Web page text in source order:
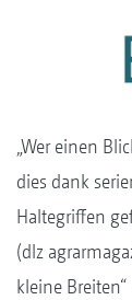
„Wer einen
dies dank
Haltegriffen
(dlz
kleine Breiten“